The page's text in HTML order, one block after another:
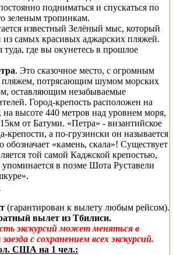
подниматься и спускаться по
зеленым тропинкам.
известный Зелёный мыс, который
из самых красивых аджарских пляжей.
где вы окунетесь в прошлое
. Это сказочное место, с огромным
потрясающим шумом морских
оставляющим незабываемые
Город-крепость расположен на
на высоте 440 метров над уровнем моря,
от Батуми. «Петра» - византийское
крепости, а по-грузински он называется
«камень, скала»! Существует
той самой Каджской крепостью,
упоминается в поэме Шота Руставели
(гарантирован к вылету любым рейсом).
вылет из Тбилиси.
экскурсий может меняться в
с сохранением всех экскурсий.
США на 1 чел.: